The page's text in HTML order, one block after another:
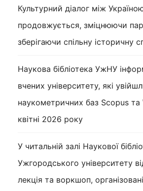
Культурний діалог між
продовжується, зміцнюючи
зберігаючи спільну історичну
Наукова бібліотека УжНУ
вчених університету, які
наукометричних баз Scopus
квітні 2026 року
У читальній залі Наукової
Ужгородського університету
лекція та воркшоп,